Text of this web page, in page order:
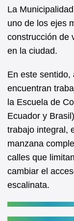
c
e
b
o
o
k
a
t
s
A
p
p
La
uno de los ejes
construcción de
en la ciudad.
En este sentido,
encuentran
la Escuela de
Ecuador y
trabajo integral,
manzana
calles que
cambiar el
escalinata.